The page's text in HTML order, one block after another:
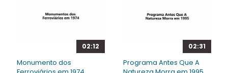
02:12
Monumento dos
02:31
Programa Antes Que A